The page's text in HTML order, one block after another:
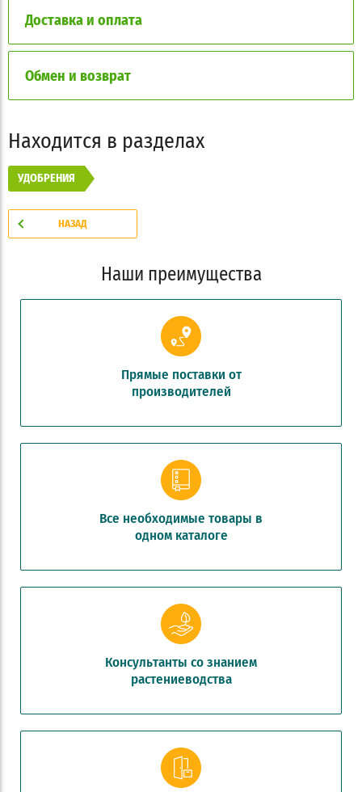
Доставка и оплата
Обмен и возврат
Находится в разделах
УДОБРЕНИЯ
НАЗАД
Наши преимущества
Прямые поставки от
производителей
Все необходимые товары в
одном каталоге
Консультанты со знанием
растениеводства